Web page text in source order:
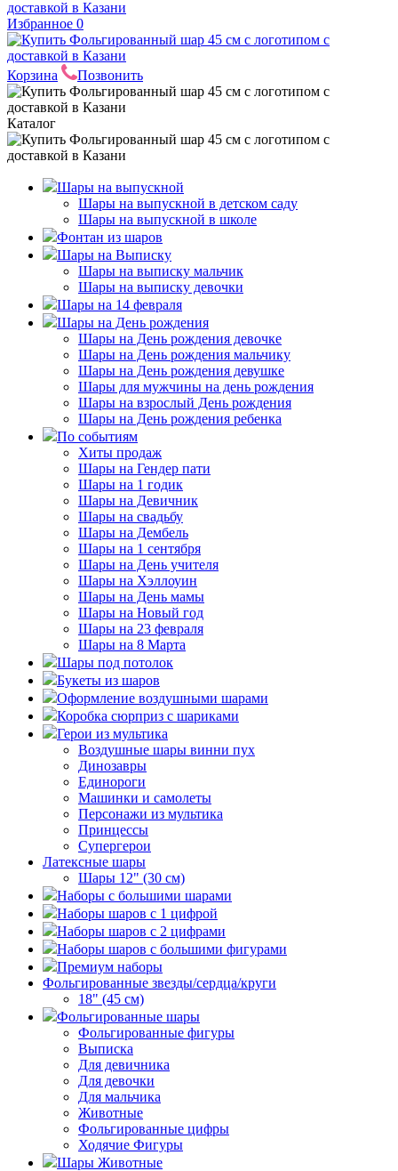
Избранное 0
Корзина Позвонить
Каталог
Шары на выпускной
Шары на выпускной в детском саду
Шары на выпускной в школе
Фонтан из шаров
Шары на Выписку
Шары на выписку мальчик
Шары на выписку девочки
Шары на 14 февраля
Шары на День рождения
Шары на День рождения девочке
Шары на День рождения мальчику
Шары на День рождения девушке
Шары для мужчины на день рождения
Шары на взрослый День рождения
Шары на День рождения ребенка
По событиям
Хиты продаж
Шары на Гендер пати
Шары на 1 годик
Шары на Девичник
Шары на свадьбу
Шары на Дембель
Шары на 1 сентября
Шары на День учителя
Шары на Хэллоуин
Шары на День мамы
Шары на Новый год
Шары на 23 февраля
Шары на 8 Марта
Шары под потолок
Букеты из шаров
Оформление воздушными шарами
Коробка сюрприз с шариками
Герои из мультика
Воздушные шары винни пух
Динозавры
Единороги
Машинки и самолеты
Персонажи из мультика
Принцессы
Супергерои
Латексные шары
Шары 12" (30 см)
Наборы с большими шарами
Наборы шаров с 1 цифрой
Наборы шаров с 2 цифрами
Наборы шаров с большими фигурами
Премиум наборы
Фольгированные звезды/сердца/круги
18" (45 см)
Фольгированные шары
Фольгированные фигуры
Выписка
Для девичника
Для девочки
Для мальчика
Животные
Фольгированные цифры
Ходячие Фигуры
Шары Животные